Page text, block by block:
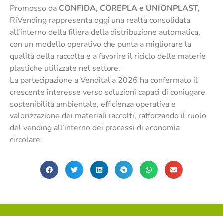
Promosso da CONFIDA, COREPLA e UNIONPLAST,
RiVending rappresenta oggi una realtà consolidata
all’interno della filiera della distribuzione automatica,
con un modello operativo che punta a migliorare la
qualità della raccolta e a favorire il riciclo delle materie
plastiche utilizzate nel settore.
La partecipazione a Venditalia 2026 ha confermato il
crescente interesse verso soluzioni capaci di coniugare
sostenibilità ambientale, efficienza operativa e
valorizzazione dei materiali raccolti, rafforzando il ruolo
del vending all’interno dei processi di economia
circolare.